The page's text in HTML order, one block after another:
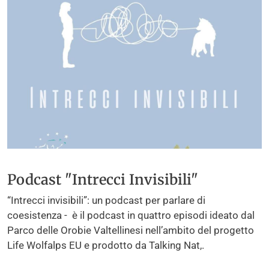
Podcast "Intrecci Invisibili"
“Intrecci invisibili”: un podcast per parlare di
coesistenza - è il podcast in quattro episodi ideato dal
Parco delle Orobie Valtellinesi nell’ambito del progetto
Life Wolfalps EU e prodotto da Talking Nat,.